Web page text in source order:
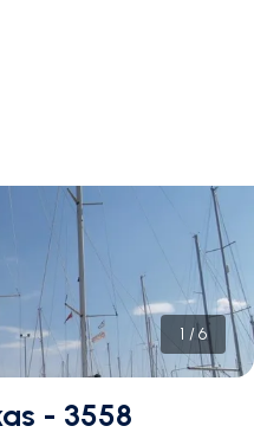
1 /6
- 3558